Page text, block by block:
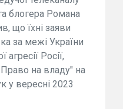
блогера Романа
що їхні заяви
за межі України
Росії,
на владу" на
у вересні 2023